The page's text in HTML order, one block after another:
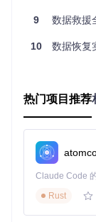
选择
分区表类型
等待扫描
分区重建与
选择
找到目标
9 数据救援
10 数据恢复实
热门项目推荐
Rust